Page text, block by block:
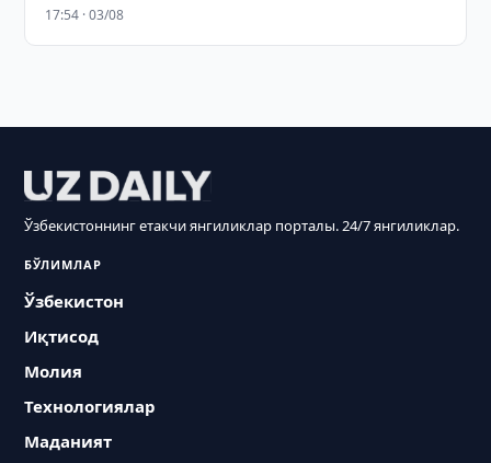
17:54 · 03/08
Ўзбекистоннинг етакчи янгиликлар порталы. 24/7 янгиликлар.
БЎЛИМЛАР
Ўзбекистон
Иқтисод
Молия
Технологиялар
Маданият